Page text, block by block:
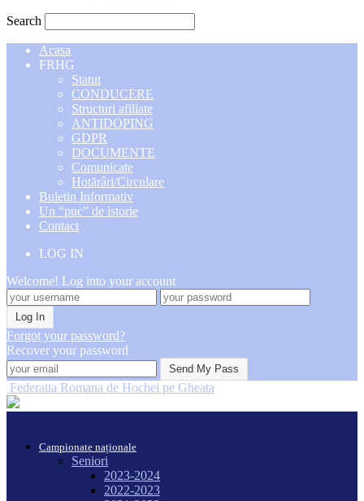
Search
Acasa
FRHG
Statut
CONDUCERE
Structuri afiliate
ANTIDOPING
GDPR
DOCUMENTE
Comunicate
Hotărâri/Circulare
Buletin Informativ
Un “puc” de istorie
Contact
LOG IN
Welcome! Log into your account
Forgot your password?
Recover your password
Federatia Romana de Hochei pe Gheata
Campionate naționale
Seniori
2023-2024
2022-2023